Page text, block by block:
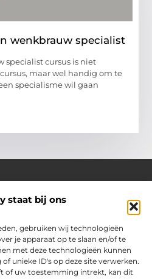
staat bij ons
gebruiken wij technologieën
je apparaat op te slaan en/of te
met deze technologieën kunnen
unieke ID's op deze site verwerken.
of uw toestemming intrekt, kan dit
wenkbrauw specialist
specialist cursus is niet
maar wel handig om te
specialisme wil gaan
en dagelijkse inspiratie
aan artikelen en blogs
ideeën en verrassende
leven nét wat eenvoudiger